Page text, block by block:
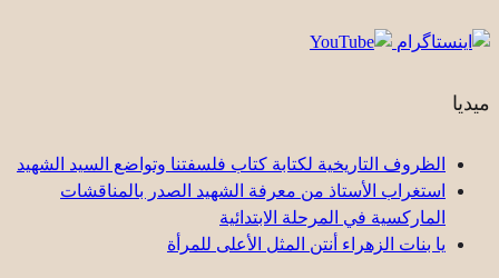
ميديا
الظروف التاريخية لكتابة كتاب فلسفتنا وتواضع السيد الشهيد
استغراب الأستاذ من معرفة الشهيد الصدر بالمناقشات
الماركسية في المرحلة الابتدائية
یا بنات الزهراء أنتن المثل الأعلى للمرأة